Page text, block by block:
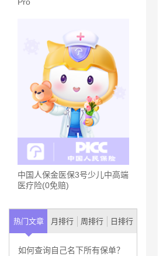
中国人保金医保3号少儿中高端
医疗险(0免赔)
热门文章 月排行 周排行 日排行
如何查询自己名下所有保单？